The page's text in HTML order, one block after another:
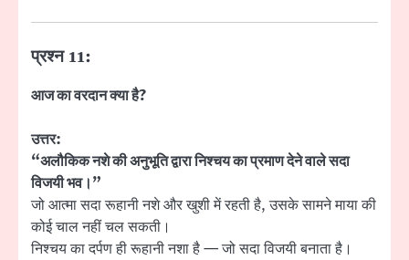
प्रश्न 11:
आज का वरदान क्या है?
उत्तर:
“अलौकिक नशे की अनुभूति द्वारा निश्चय का प्रमाण देने वाले सदा
विजयी भव।”
जो आत्मा सदा रूहानी नशे और खुशी में रहती है, उसके सामने माया की
कोई चाल नहीं चल सकती।
निश्चय का दर्पण ही रूहानी नशा है — जो सदा विजयी बनाता है।